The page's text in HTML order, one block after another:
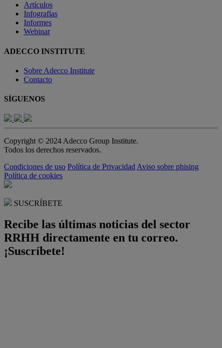
Artículos
Infografías
Informes
Webinar
ADECCO INSTITUTE
Sobre Adecco Institute
Contacto
SÍGUENOS
Copyright © 2024 Adecco Group Institute.
Todos los derechos reservados.
Condiciones de uso Política de Privacidad Aviso sobre phising
Política de cookies
SUSCRÍBETE
Recibe las últimas noticias del sector
RRHH directamente en tu correo.
¡Suscríbete!